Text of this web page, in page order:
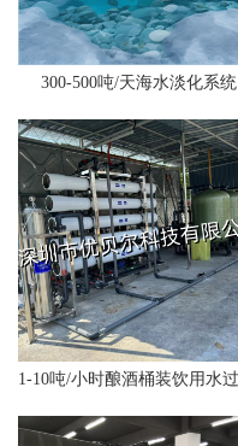
300-500吨/天海水淡化系统